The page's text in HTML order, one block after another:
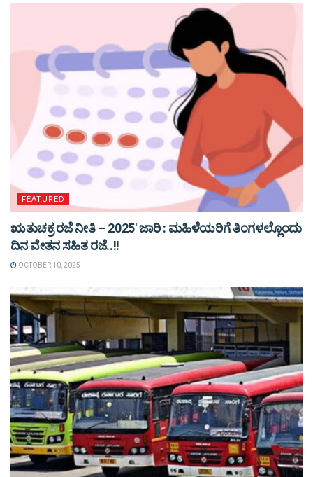
FEATURED
ಋತುಚಕ್ರ ರಜೆ ನೀತಿ – 2025′ ಜಾರಿ : ಮಹಿಳೆಯರಿಗೆ ತಿಂಗಳಲ್ಲೊಂದು
ದಿನ ವೇತನ ಸಹಿತ ರಜೆ..!!
OCTOBER 10, 2025